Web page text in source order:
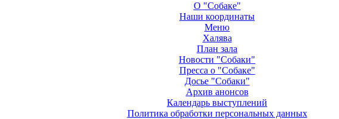
О "Собаке"
Наши координаты
Меню
Халява
План зала
Новости "Собаки"
Пресса о "Собаке"
Досье "Собаки"
Архив анонсов
Календарь выступлений
Политика обработки персональных данных